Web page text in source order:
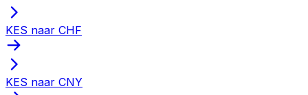
KES naar CHF
KES naar CNY